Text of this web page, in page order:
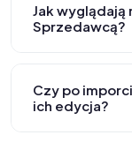
Jak
Sprzedawcą?
Czy po
ich edycja?